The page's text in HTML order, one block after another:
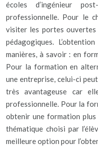
écoles d’ingénieur
professionnelle. Pour le
visiter les portes ouvertes
pédagogiques.
manières, à savoir : en
Pour la formation en
une entreprise, celui-ci
très avantageuse car
professionnelle. Pour la
obtenir une formation
thématique choisi par
meilleure option pour